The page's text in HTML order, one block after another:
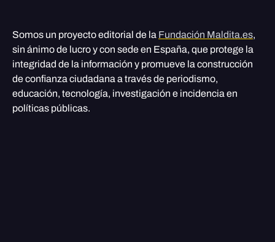
Somos un proyecto editorial de la Fundación Maldita.es,
sin ánimo de lucro y con sede en España, que protege la
integridad de la información y promueve la construcción
de confianza ciudadana a través de periodismo,
educación, tecnología, investigación e incidencia en
políticas públicas.